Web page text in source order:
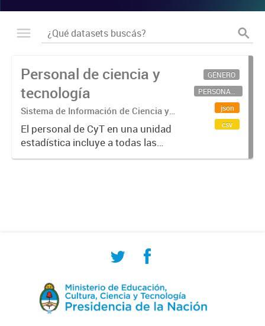
Personal de ciencia y
tecnología
Sistema de Información de Ciencia y
Tecnología Argentino (SICYTAR)
El personal de CyT en una unidad
estadística incluye a todas las
personas involucradas
GÉNERO
PERSONAL CIENTÍFICO-TECNOLÓGICO
json
csv